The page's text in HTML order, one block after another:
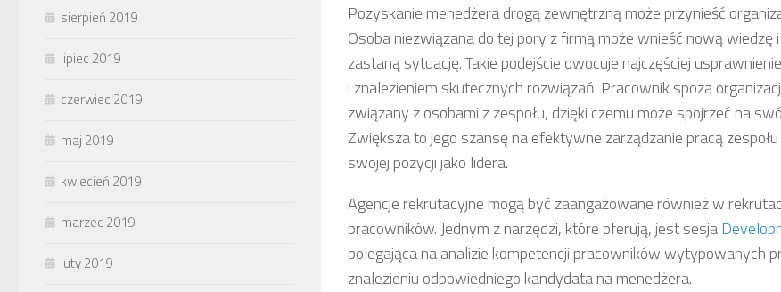
Pozyskanie menedżera drogą zewnętrzną może przynieść
Osoba niezwiązana do tej pory z firmą może wnieść nową wiedzę
zastaną sytuację. Takie podejście owocuje najczęściej
i znalezieniem skutecznych rozwiązań. Pracownik spoza
związany z osobami z zespołu, dzięki czemu może spojrzeć na
Zwiększa to jego szansę na efektywne zarządzanie pracą
swojej pozycji jako lidera.
Agencje rekrutacyjne mogą być zaangażowane również w
pracowników. Jednym z narzędzi, które oferują, jest sesja
polegająca na analizie kompetencji pracowników wytypowanych
znalezieniu odpowiedniego kandydata na menedżera.
sierpień 2019
lipiec 2019
czerwiec 2019
maj 2019
kwiecień 2019
marzec 2019
luty 2019